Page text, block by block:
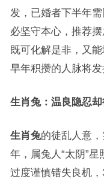
发，已婚者下半年
必坚守本心，推荐
既可化解是非，又
早年积攒的人脉将发
生肖兔：温良隐忍
生肖兔的徒乱人意
年，属兔人“太阴”
过度谨慎错失良机